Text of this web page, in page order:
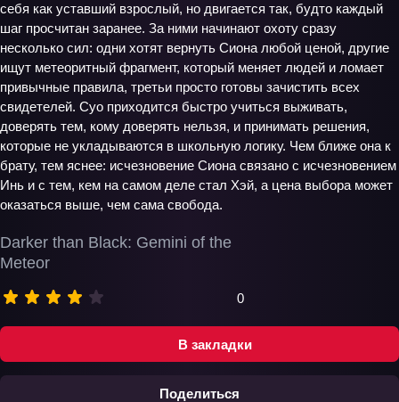
В закладки
Поделиться
Darker than Black: Gemini of the
Meteor
0
себя как уставший взрослый, но двигается так, будто каждый
шаг просчитан заранее. За ними начинают охоту сразу
несколько сил: одни хотят вернуть Сиона любой ценой, другие
ищут метеоритный фрагмент, который меняет людей и ломает
привычные правила, третьи просто готовы зачистить всех
свидетелей. Суо приходится быстро учиться выживать,
доверять тем, кому доверять нельзя, и принимать решения,
которые не укладываются в школьную логику. Чем ближе она к
брату, тем яснее: исчезновение Сиона связано с исчезновением
Инь и с тем, кем на самом деле стал Хэй, а цена выбора может
оказаться выше, чем сама свобода.